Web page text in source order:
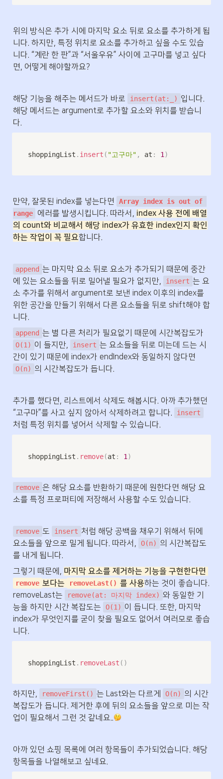
위의 방식은 추가 시에 마지막 요소 뒤로 요소를 추가하게 됩
니다. 하지만, 특정 위치로 요소를 추가하고 싶을 수도 있습
니다. “계란 한 판”과 “서울우유” 사이에 고구마를 넣고 싶다
면, 어떻게 해야할까요?
해당 기능을 해주는 메서드가 바로 insert(at:_) 입니다.
해당 메서드는 argument로 추가할 요소와 위치를 받습니
다.
shoppingList . insert ( "고구마" , at : 1 )
만약, 잘못된 index를 넣는다면
Array index is out of
range
에러를 발생시킵니다. 따라서, index 사용 전에 배열
의 count와 비교해서 해당 index가 유효한 index인지 확인
하는 작업이 꼭 필요합니다.
append 는 마지막 요소 뒤로 요소가 추가되기 때문에 중간
에 있는 요소들을 뒤로 밀어낼 필요가 없지만,
insert 는 요
소 추가를 위해서 argument로 보낸 index 이후의 index를
위한 공간을 만들기 위해서 다른 요소들을 뒤로 shift해야 합
니다.
append
O(1) 이 들지만, insert 는 요소들을 뒤로 미는데 드는 시
O(n) 의 시간복잡도가 듭니다.
추가를 했다면, 리스트에서 삭제도 해봅시다. 아까 추가했던
“고구마”를 사고 싶지 않아서 삭제하려고 합니다.
insert
처럼 특정 위치를 넣어서 삭제할 수 있습니다.
shoppingList . remove(at : 1 )
remove 은 해당 요소를 반환하기 때문에 원한다면 해당 요
소를 특정 프로퍼티에 저장해서 사용할 수도 있습니다.
remove 도 insert 처럼 해당 공백을 채우기 위해서 뒤에
요소들을 앞으로 밀게 됩니다. 따라서,
O(n) 의 시간복잡도
를 내게 됩니다.
그렇기 때문에,
remove 보다는 removeLast() 를 사용하는 것이 좋습니다.
removeLast는
remove(at: 마지막 index) 와 동일한 기
능을 하지만 시간 복잡도는
O(1) 이 듭니다. 또한, 마지막
index가 무엇인지를 굳이 찾을 필요도 없어서 여러모로 좋습
니다.
shoppingList . removeLast ( )
하지만, removeFirst() 는 Last와는 다르게 O(n) 의 시간
복잡도가 듭니다. 제거한 후에 뒤의 요소들을 앞으로 미는 작
업이 필요해서 그런 것 같네요..
아까 있던 쇼핑 목록에 여러 항목들이 추가되었습니다. 해당
항목들을 나열해보고 싶네요.